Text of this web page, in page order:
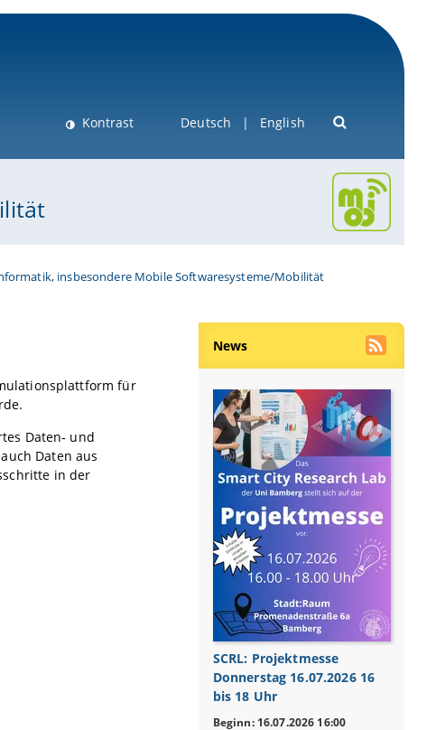
Kontrast Deutsch English
insbesondere Mobile Softwaresysteme/Mobilität
für
Daten- und
Daten aus
in der
News
SCRL: Projektmesse
Donnerstag 16.07.2026 16
bis 18 Uhr
Beginn: 16.07.2026 16:00